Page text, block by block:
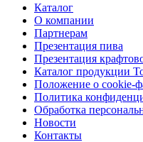
Каталог
О компании
Партнерам
Презентация пива
Презентация
Каталог продукции
Положение о cookie-
Политика
Обработка
Новости
Контакты